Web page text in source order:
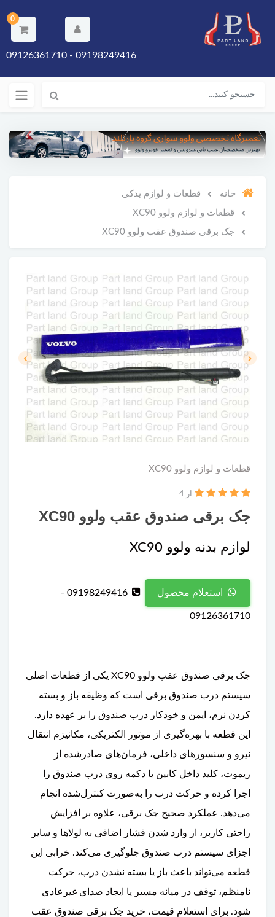
0
09198249416 - 09126361710
خانه قطعات و لوازم یدکی
قطعات و لوازم ولوو XC90
جک‌ برقی صندوق عقب ولوو XC90
قطعات و لوازم ولوو XC90
جک‌ برقی صندوق عقب ولوو XC90
از 4
لوازم بدنه ولوو XC90
استعلام محصول 09198249416 -
09126361710
جک برقی صندوق عقب ولوو XC90 یکی از قطعات اصلی
سیستم درب صندوق برقی است که وظیفه باز و بسته
کردن نرم، ایمن و خودکار درب صندوق را بر عهده دارد.
این قطعه با بهره‌گیری از موتور الکتریکی، مکانیزم انتقال
نیرو و سنسورهای داخلی، فرمان‌های صادرشده از
ریموت، کلید داخل کابین یا دکمه روی درب صندوق را
اجرا کرده و حرکت درب را به‌صورت کنترل‌شده انجام
می‌دهد. عملکرد صحیح جک برقی، علاوه بر افزایش
راحتی کاربر، از وارد شدن فشار اضافی به لولاها و سایر
اجزای سیستم درب صندوق جلوگیری می‌کند. خرابی این
قطعه می‌تواند باعث باز یا بسته نشدن درب، حرکت
نامنظم، توقف در میانه مسیر یا ایجاد صدای غیرعادی
شود. برای استعلام قیمت، خرید جک برقی صندوق عقب